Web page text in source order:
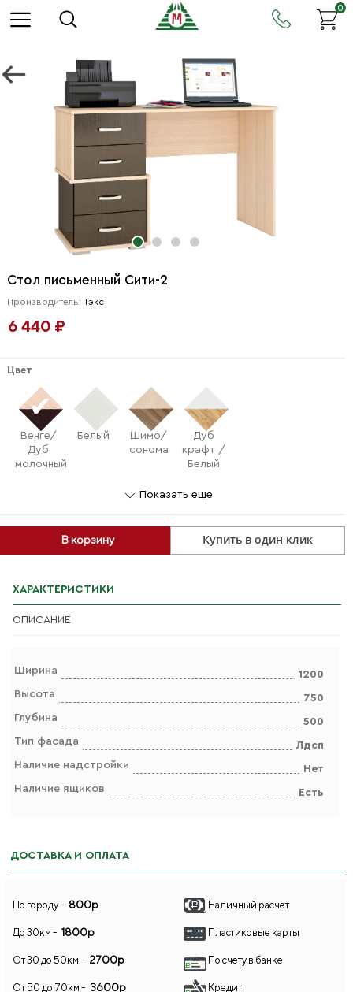
0
Стол письменный Сити-2
Производитель: Тэкс
6 440 ₽
В корзину Купить в один клик
Цвет
Венге/
Дуб
молочный
Белый
Шимо/
сонома
Дуб
крафт /
Белый
Показать еще
ХАРАКТЕРИСТИКИ
ОПИСАНИЕ
Ширина
1200
Высота
750
Глубина
500
Тип фасада
Лдсп
Наличие надстройки
Нет
Наличие ящиков
Есть
ДОСТАВКА И ОПЛАТА
По городу - 800р
До 30км - 1800р
От 30 до 50км - 2700р
От 50 до 70км - 3600р
Наличный расчет
Пластиковые карты
По счету в банке
Кредит